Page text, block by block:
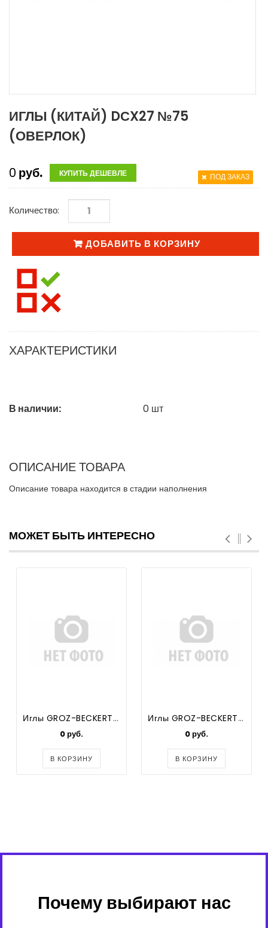
ИГЛЫ (КИТАЙ) DСX27 №75
(ОВЕРЛОК)
0 руб. КУПИТЬ ДЕШЕВЛЕ ПОД ЗАКАЗ
Количество:
ДОБАВИТЬ В КОРЗИНУ
ХАРАКТЕРИСТИКИ
В наличии: 0 шт
ОПИСАНИЕ ТОВАРА
Описание товара находится в стадии наполнения
МОЖЕТ БЫТЬ ИНТЕРЕСНО
Иглы GROZ-BECKERT B-27 DСx27 SES №75 (оверлок)
0 руб.
В КОРЗИНУ
Иглы GROZ-BECKERT B-27 DСx27 SES (оверлок)
0 руб.
В КОРЗИНУ
Почему выбирают нас